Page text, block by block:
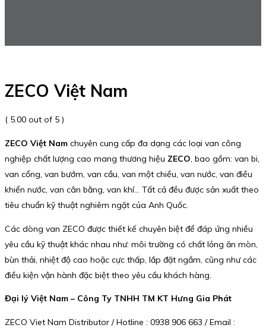
ZECO Việt Nam
( 5.00 out of 5 )
ZECO Việt Nam chuyên cung cấp đa dạng các loại van công
nghiệp chất lượng cao mang thương hiệu ZECO , bao gồm: van bi,
van cổng, van bướm, van cầu, van một chiều, van nước, van điều
khiển nước, van cân bằng, van khí… Tất cả đều được sản xuất theo
tiêu chuẩn kỹ thuật nghiêm ngặt của Anh Quốc.
Các dòng van ZECO được thiết kế chuyên biệt để đáp ứng nhiều
yêu cầu kỹ thuật khác nhau như: môi trường có chất lỏng ăn mòn,
bùn thải, nhiệt độ cao hoặc cực thấp, lắp đặt ngầm, cũng như các
điều kiện vận hành đặc biệt theo yêu cầu khách hàng.
Đại lý Việt Nam – Công Ty TNHH TM KT Hưng Gia Phát
ZECO Viet Nam Distributor / Hotline : 0938 906 663 / Email :